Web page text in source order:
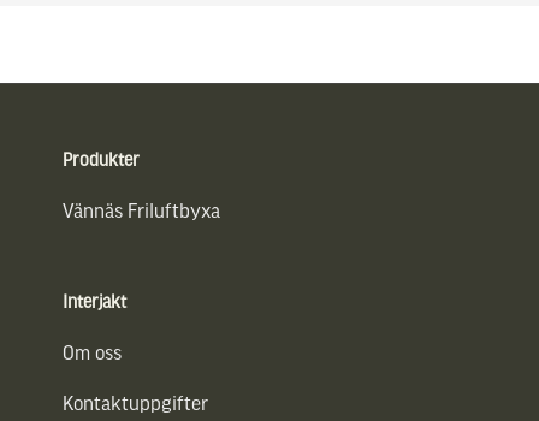
Produkter
Vännäs Friluftbyxa
Interjakt
Om oss
Kontaktuppgifter